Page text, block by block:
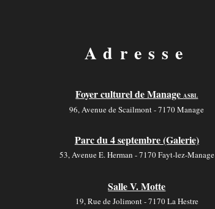
Adresse
Foyer culturel de ManageASBL
96, Avenue de Scailmont - 7170 Manage
Parc du 4 septembre (Galerie)
53, Avenue E. Herman - 7170 Fayt-lez-Manage
Salle V. Motte
19, Rue de Jolimont - 7170 La Hestre